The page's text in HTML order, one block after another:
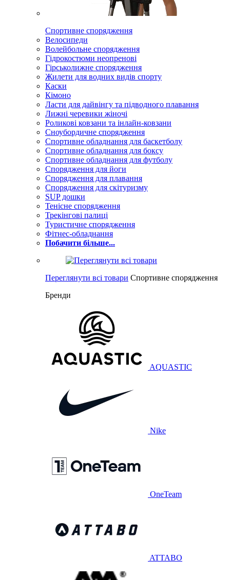
Спортивне спорядження
Велосипеди
Волейбольне спорядження
Гідрокостюми неопренові
Гірськолижне спорядження
Жилети для водних видів спорту
Каски
Кімоно
Ласти для дайвінгу та підводного плавання
Лижні черевики жіночі
Роликові ковзани та інлайн-ковзани
Сноубордичне спорядження
Спортивне обладнання для баскетболу
Спортивне обладнання для боксу
Спортивне обладнання для футболу
Спорядження для йоги
Спорядження для плавання
Спорядження для скітуризму
SUP дошки
Тенісне спорядження
Трекінгові палиці
Туристичне спорядження
Фітнес-обладнання
Побачити більше...
Переглянути всі товари Спортивне спорядження
Бренди
AQUASTIC
Nike
OneTeam
ATTABO